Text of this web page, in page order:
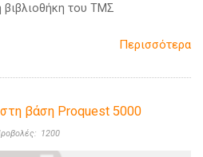
του ΤΜΣ
Περισσότερα
βάση Proquest 5000
1200